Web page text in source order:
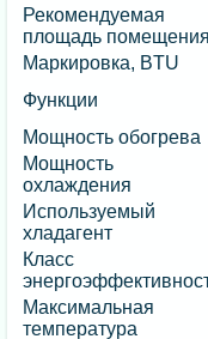
Рекомендуемая
площадь помещения
Маркировка, BTU
Функции
Мощность обогрева
Мощность
охлаждения
Используемый
хладагент
Класс
Максимальная
температура